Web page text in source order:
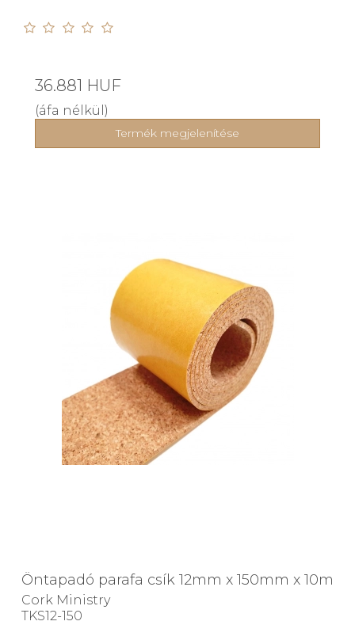
36.881 HUF
(áfa nélkül)
Termék megjelenítése
Öntapadó parafa csík 12mm x 150mm x 10m
Cork Ministry
TKS12-150